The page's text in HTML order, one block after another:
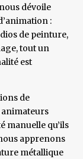
dévoile
:
de peinture,
tout un
est
de
animateurs
manuelle qu’ils
apprenons
métallique